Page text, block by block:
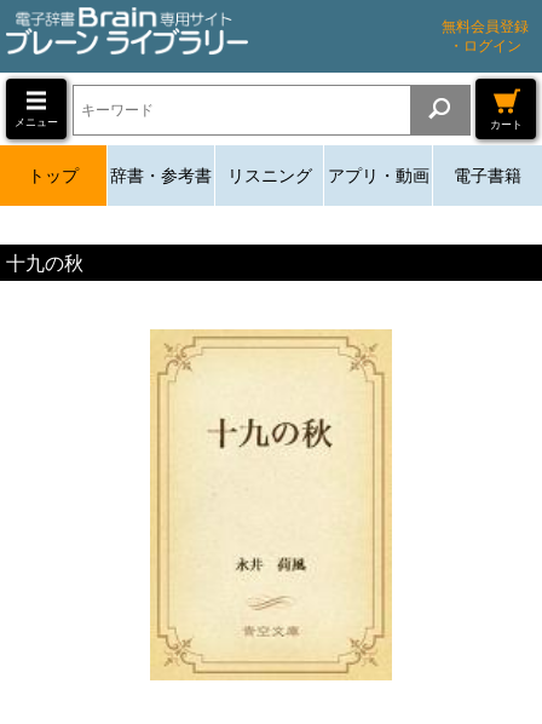
無料会員登録
・ログイン
メニュー カート
トップ 辞書・参考書 リスニング アプリ・動画 電子書籍
十九の秋